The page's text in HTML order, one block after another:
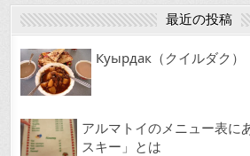
最近の投稿
Куырдак（クイルダク）
アルマトイのメニュー表に
スキー」とは